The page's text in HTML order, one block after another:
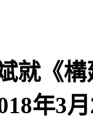
就《
年3